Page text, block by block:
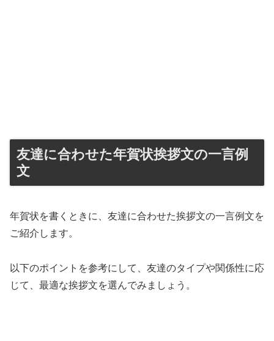
友達に合わせた年賀状挨拶文の一言例
文
年賀状を書くときに、友達に合わせた挨拶文の一言例文を
ご紹介します。
以下のポイントを参考にして、友達のタイプや関係性に応
じて、最適な挨拶文を選んでみましょう。